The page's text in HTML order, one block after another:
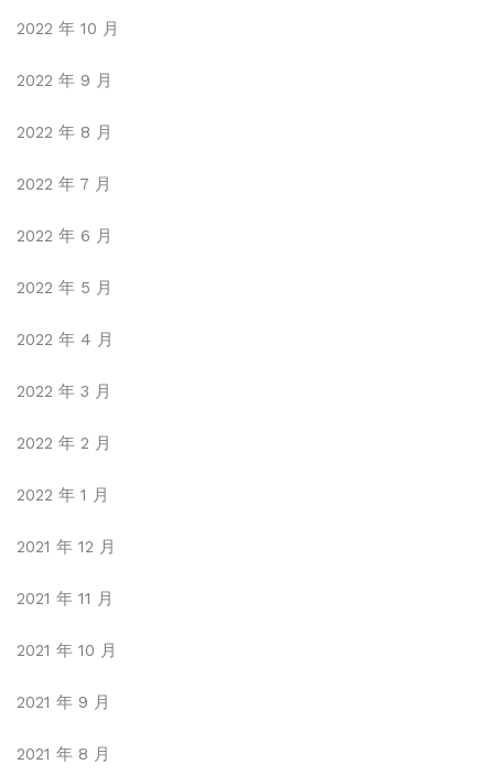
2022 年 10 月
2022 年 9 月
2022 年 8 月
2022 年 7 月
2022 年 6 月
2022 年 5 月
2022 年 4 月
2022 年 3 月
2022 年 2 月
2022 年 1 月
2021 年 12 月
2021 年 11 月
2021 年 10 月
2021 年 9 月
2021 年 8 月